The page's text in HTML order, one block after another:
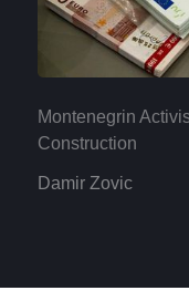
Montenegrin
Construction
Damir Zovic